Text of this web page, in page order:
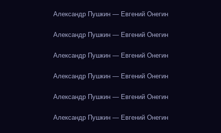
Александр Пушкин — Евгений Онегин
Александр Пушкин — Евгений Онегин
Александр Пушкин — Евгений Онегин
Александр Пушкин — Евгений Онегин
Александр Пушкин — Евгений Онегин
Александр Пушкин — Евгений Онегин